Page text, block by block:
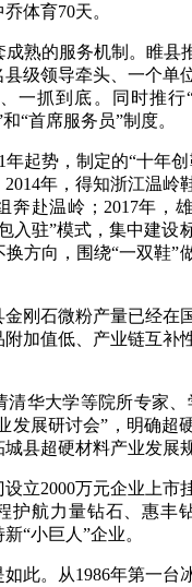
体育70天。
的服务机制。睢县
级领导牵头、一个单
一抓到底。同时推行
“首席服务员”制度。
起势，制定的“十年创
年，得知浙江温岭
奔赴温岭；2017年，
入驻”模式，集中建设
方向，围绕“一双鞋”
石微粉产量已经在国
加值低、产业链互补
华大学等院所专家、
发展研讨会”，明确超
县超硬材料产业发展
立2000万元企业上市
护航力量钻石、惠丰
“小巨人”企业。
。从1986年第一台冰